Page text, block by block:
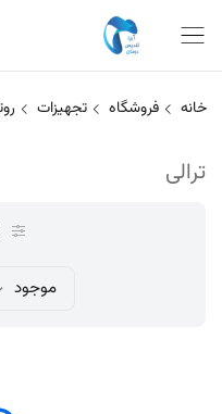
خانه فروشگاه تجهیزات
ترالی
موجود